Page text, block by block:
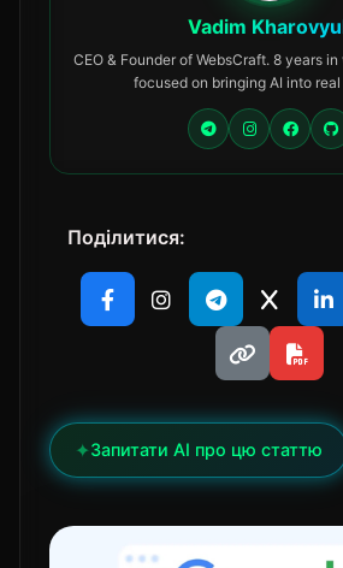
Vadim
CEO & Founder of WebsCraft. 8 years
focused on bringing AI into
Поділитися:
✦Запитати AI про цю статтю